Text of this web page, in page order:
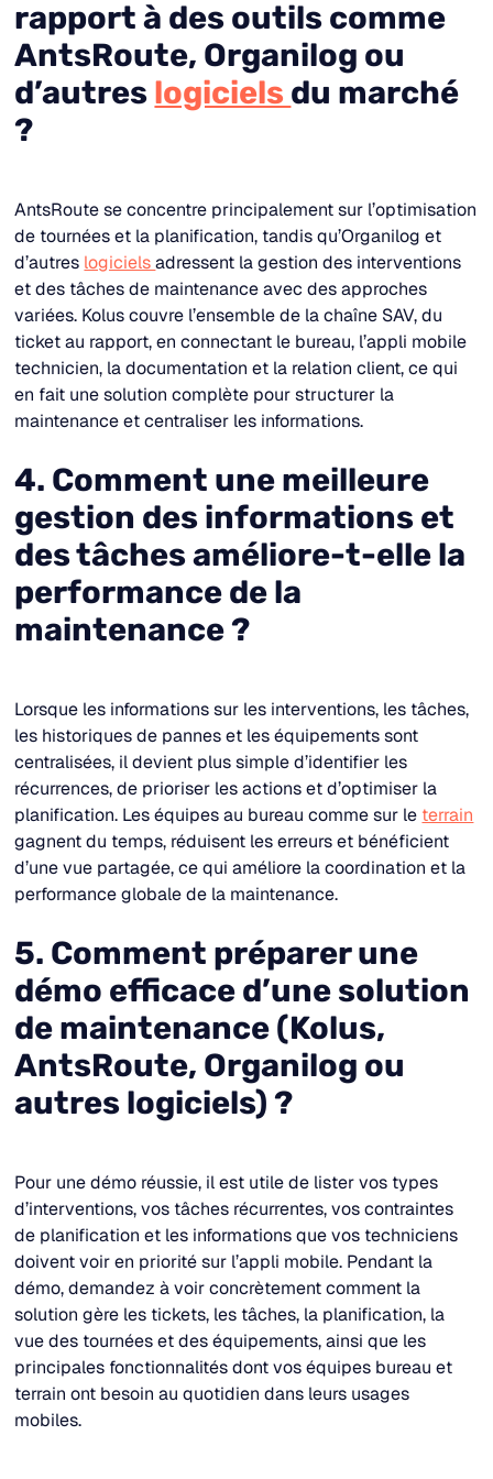
rapport à des outils comme
AntsRoute, Organilog ou
d’autres logiciels du marché
?
AntsRoute se concentre principalement sur l’optimisation
de tournées et la planification, tandis qu’Organilog et
d’autres logicielsadressent la gestion des interventions
et des tâches de maintenance avec des approches
variées. Kolus couvre l’ensemble de la chaîne SAV, du
ticket au rapport, en connectant le bureau, l’appli mobile
technicien, la documentation et la relation client, ce qui
en fait une solution complète pour structurer la
maintenance et centraliser les informations.
4. Comment une meilleure
gestion des informations et
des tâches améliore-t-elle la
performance de la
maintenance ?
Lorsque les informations sur les interventions, les tâches,
les historiques de pannes et les équipements sont
centralisées, il devient plus simple d’identifier les
récurrences, de prioriser les actions et d’optimiser la
planification. Les équipes au bureau comme sur le terrain
gagnent du temps, réduisent les erreurs et bénéficient
d’une vue partagée, ce qui améliore la coordination et la
performance globale de la maintenance.
5. Comment préparer une
démo efficace d’une solution
de maintenance (Kolus,
AntsRoute, Organilog ou
autres logiciels) ?
Pour une démo réussie, il est utile de lister vos types
d’interventions, vos tâches récurrentes, vos contraintes
de planification et les informations que vos techniciens
doivent voir en priorité sur l’appli mobile. Pendant la
démo, demandez à voir concrètement comment la
solution gère les tickets, les tâches, la planification, la
vue des tournées et des équipements, ainsi que les
principales fonctionnalités dont vos équipes bureau et
terrain ont besoin au quotidien dans leurs usages
mobiles.